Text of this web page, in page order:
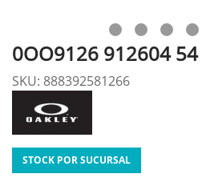
0OO9126 912604 54
SKU: 888392581266
STOCK POR SUCURSAL